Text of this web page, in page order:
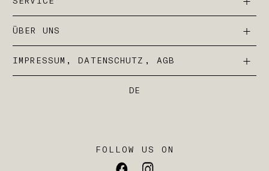
ÜBER UNS
IMPRESSUM, DATENSCHUTZ, AGB
DE
FOLLOW US ON